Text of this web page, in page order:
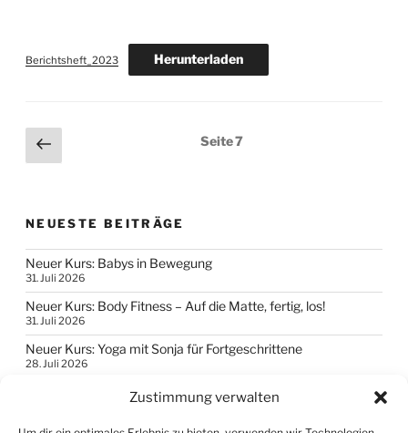
Zustimmung verwalten
Berichtsheft_2023 Herunterladen
Seitennummerierung
der
Vorherige
Seite
Seite7
NEUESTE BEITRÄGE
Neuer Kurs: Babys in Bewegung
31. Juli 2026
Neuer Kurs: Body Fitness – Auf die Matte, fertig, los!
31. Juli 2026
Neuer Kurs: Yoga mit Sonja für Fortgeschrittene
28. Juli 2026
Neuer Kurs: Yoga mit Sonja für Fortgeschrittene